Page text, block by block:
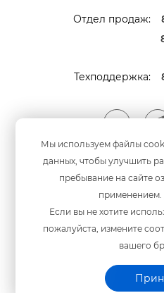
Мы используем файлы
данных, чтобы улучшить
пребывание на сайте
применением.
Если вы не хотите
пожалуйста, измените
ашего
© ООО «Программный
Отдел продаж:
Техподдержка:
Мы